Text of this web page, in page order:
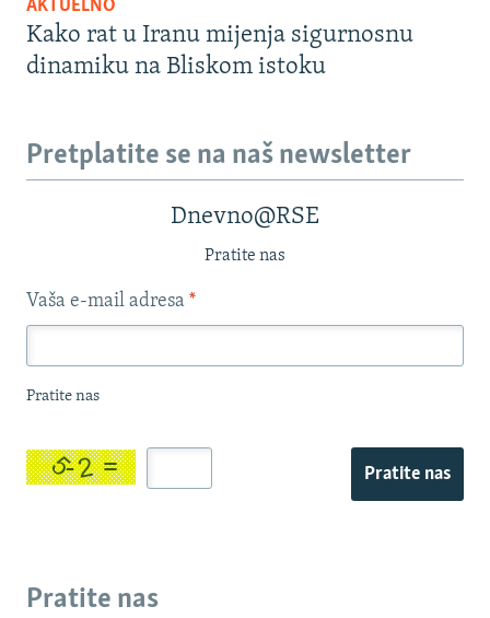
AKTUELNO
Kako rat u Iranu mijenja sigurnosnu
dinamiku na Bliskom istoku
Pretplatite se na naš newsletter
Dnevno@RSE
Pratite nas
Vaša e-mail adresa *
Pratite nas
Pratite nas
Pratite nas